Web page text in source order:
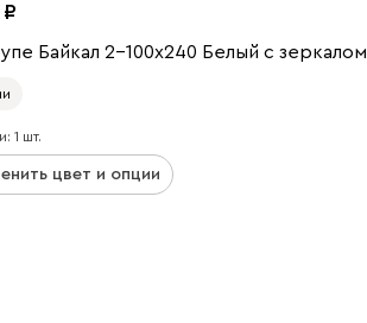
Байкал 2-100x240 Белый с зеркалом
1 шт.
цвет и опции